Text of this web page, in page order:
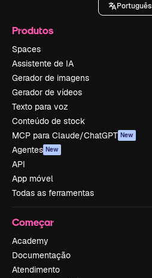
Português
Produtos
Spaces
Assistente de IA
Gerador de imagens
Gerador de vídeos
Texto para voz
Conteúdo de stock
MCP para Claude/ChatGPT New
Agentes New
API
App móvel
Todas as ferramentas
Começar
Academy
Documentação
Atendimento